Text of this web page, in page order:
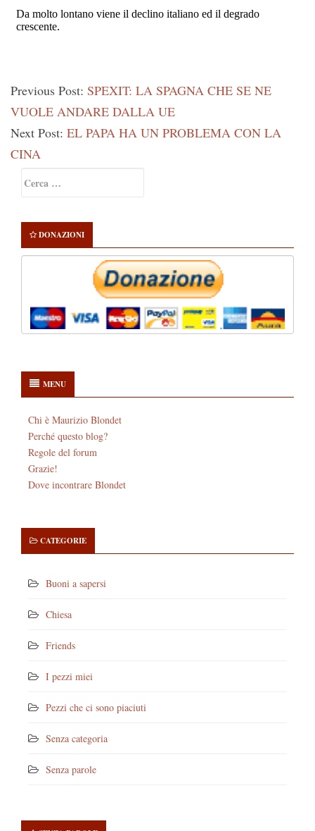
Previous Post: SPEXIT: LA SPAGNA CHE SE NE
VUOLE ANDARE DALLA UE
Next Post: EL PAPA HA UN PROBLEMA CON LA
CINA
Sidebar
per:
DONAZIONI
MENU
Chi è Maurizio Blondet
Perché questo blog?
Regole del forum
Grazie!
Dove incontrare Blondet
CATEGORIE
Buoni a sapersi
Chiesa
Friends
I pezzi miei
Pezzi che ci sono piaciuti
Senza categoria
Senza parole